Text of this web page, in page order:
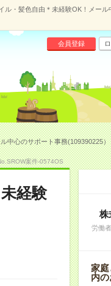
ル・髪色自由＊未経験OK！メー
会員登録
中心のサポート事務(109390225）
案件-0574OS
経験
株
労働
家
内